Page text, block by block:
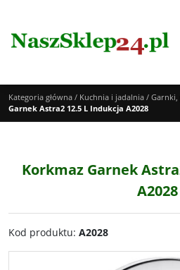
Kategoria główna / Kuchnia i jadalnia / Garnki,
Garnek Astra2 12.5 L Indukcja A2028
Korkmaz Garnek
A2028
Kod produktu: A2028